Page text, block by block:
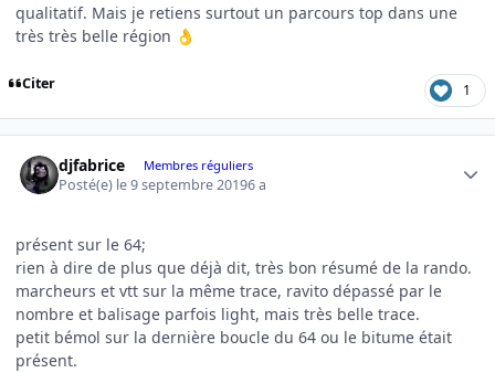
qualitatif. Mais je retiens surtout un parcours top dans une
très très belle région 👌
Citer 1
djfabrice Membres réguliers
Posté(e) le 9 septembre 20196 a
présent sur le 64;
rien à dire de plus que déjà dit, très bon résumé de la rando.
marcheurs et vtt sur la même trace, ravito dépassé par le
nombre et balisage parfois light, mais très belle trace.
petit bémol sur la dernière boucle du 64 ou le bitume était
présent.